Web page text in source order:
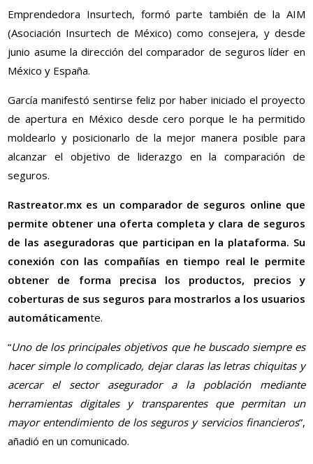
Emprendedora Insurtech, formó parte también de la AIM
(Asociación Insurtech de México) como consejera, y desde
junio asume la dirección del comparador de seguros líder en
México y España.
García manifestó sentirse feliz por haber iniciado el proyecto
de apertura en México desde cero porque le ha permitido
moldearlo y posicionarlo de la mejor manera posible para
alcanzar el objetivo de liderazgo en la comparación de
seguros.
Rastreator.mx es un comparador de seguros online que
permite obtener una oferta completa y clara de seguros
de las aseguradoras que participan en la plataforma. Su
conexión con las compañías en tiempo real le permite
obtener de forma precisa los productos, precios y
coberturas de sus seguros para mostrarlos a los usuarios
automáticamente.
“Uno de los principales objetivos que he buscado siempre es
hacer simple lo complicado, dejar claras las letras chiquitas y
acercar el sector asegurador a la población mediante
herramientas digitales y transparentes que permitan un
mayor entendimiento de los seguros y servicios financieros”,
añadió en un comunicado.